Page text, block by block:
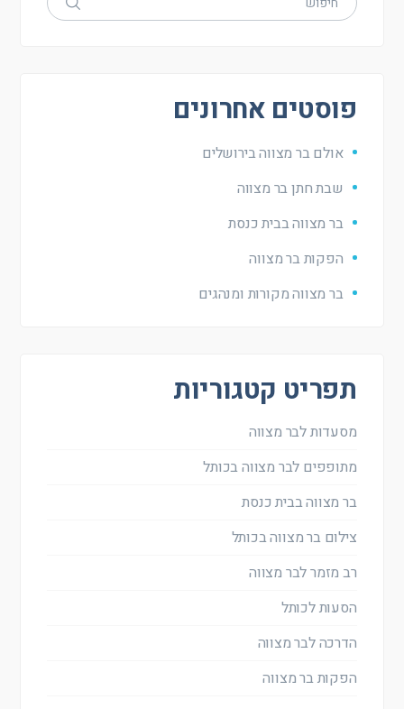
פוסטים אחרונים
אולם בר מצווה בירושלים
שבת חתן בר מצווה
בר מצווה בבית כנסת
הפקות בר מצווה
בר מצווה מקורות ומנהגים
תפריט קטגוריות
מסעדות לבר מצווה
מתופפים לבר מצווה בכותל
בר מצווה בבית כנסת
צילום בר מצווה בכותל
רב מזמר לבר מצווה
הסעות לכותל
הדרכה לבר מצווה
הפקות בר מצווה